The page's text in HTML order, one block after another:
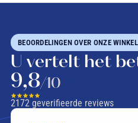
BEOORDELINGEN OVER ONZE WINKEL
U vertelt het
9,8/10
2172geverifieerde reviews